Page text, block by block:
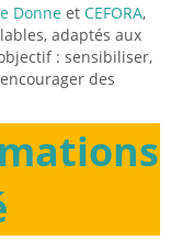
Donne et CEFORA,
adaptés aux
: sensibiliser,
des